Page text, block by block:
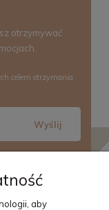
otrzymywać
celem otrzymania
Wyślij
aby